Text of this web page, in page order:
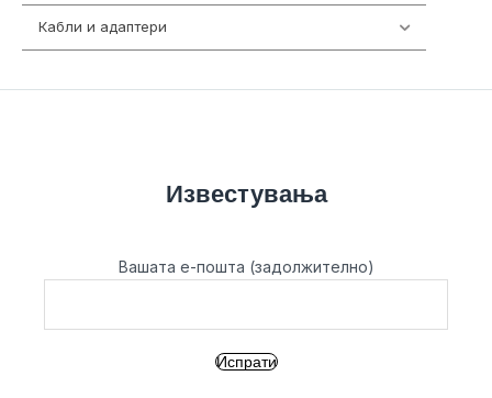
Кабли и адаптери
Известувања
Вашата е-пошта (задолжително)